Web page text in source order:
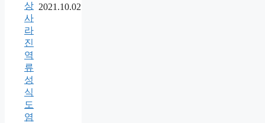
상
사
라
진
역
류
성
식
도
염
2021.10.02